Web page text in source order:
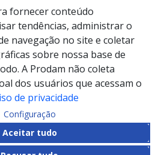
Página
58
Página
59
Página
60
, Empresa de Tecnologia da
do Município de São
fornecer conteúdo
tendências, administrar o
navegação no site e coletar
sobre nossa base de
A Prodam não coleta
dos usuários que acessam o
de privacidade
Configuração
Aceitar tudo